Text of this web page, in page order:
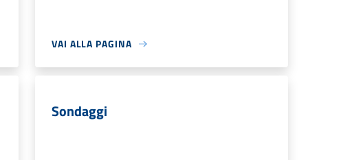
VAI ALLA PAGINA
Sondaggi